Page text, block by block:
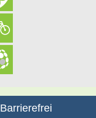
Barrierefrei